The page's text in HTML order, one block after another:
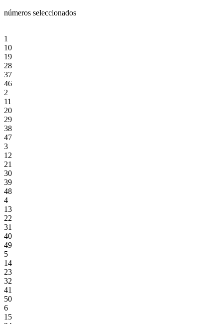
números seleccionados
1
10
19
28
37
46
2
11
20
29
38
47
3
12
21
30
39
48
4
13
22
31
40
49
5
14
23
32
41
50
6
15